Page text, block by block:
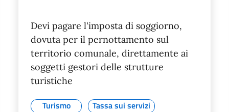
Devi pagare l'imposta di soggiorno,
dovuta per il pernottamento sul
territorio comunale, direttamente ai
soggetti gestori delle strutture
turistiche
Turismo
Tassa sui servizi